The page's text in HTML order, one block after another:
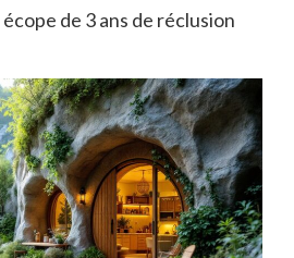
de 3 ans de réclusion